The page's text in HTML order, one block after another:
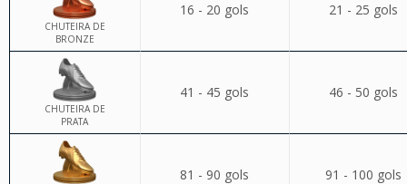
CHUTEIRA DE
BRONZE
16 - 20 gols 21 - 25 gols
CHUTEIRA DE
PRATA
41 - 45 gols 46 - 50 gols
81 - 90 gols 91 - 100 gols